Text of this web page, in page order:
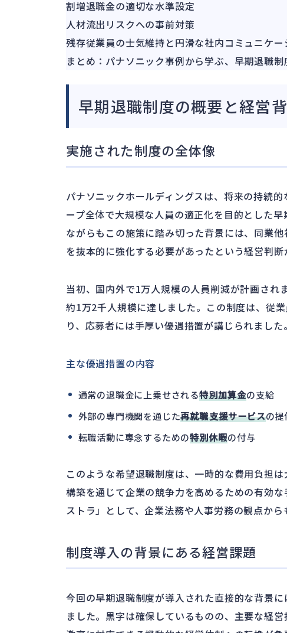
割増退職金の適切な水準設定
人材流出リスクへの事前対策
残存従業員の士気維持と円滑な社内コミュニケー
まとめ：パナソニック事例から学ぶ、早期退職
早期退職制度の概要と経営
実施された制度の全体像
パナソニックホールディングスは、将来の持続
ープ全体で大規模な人員の適正化を目的とした
ながらもこの施策に踏み切った背景には、同業
を抜本的に強化する必要があったという経営判断
当初、国内外で1万人規模の人員削減が計画され
約1万2千人規模に達しました。この制度は、従
り、応募者には手厚い優遇措置が講じられました。
主な優遇措置の内容
通常の退職金に上乗せされる特別加算金の支給
外部の専門機関を通じた再就職支援サービスの提
転職活動に専念するための特別休暇の付与
このような希望退職制度は、一時的な費用負担
構築を通じて企業の競争力を高めるための有効
ストラ」として、企業法務や人事労務の観点から
制度導入の背景にある経営課題
今回の早期退職制度が導入された直接的な背景
ました。黒字は確保しているものの、主要な経